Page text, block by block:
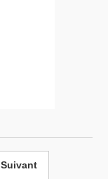
Suivant